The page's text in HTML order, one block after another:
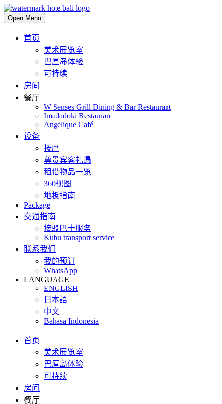
Open Menu
首页
美术展览室
巴厘岛体验
可持续
房间
餐厅
W Senses Grill Dining & Bar Restaurant
Imadadoki Restaurant
Angelique Café
设备
按摩
尊贵宾客礼遇
租借物品一览
360视图
地板指南
Package
交通指南
接驳巴士服务
Kubu transport service
联系我们
我的预订
WhatsApp
LANGUAGE
ENGLISH
日本語
中文
Bahasa Indonesia
首页
美术展览室
巴厘岛体验
可持续
房间
餐厅